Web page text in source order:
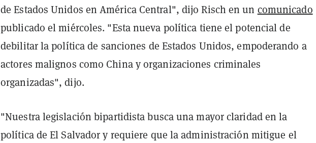
de Estados Unidos en América Central", dijo Risch en un comunicado
publicado el miércoles. "Esta nueva política tiene el potencial de
debilitar la política de sanciones de Estados Unidos, empoderando a
actores malignos como China y organizaciones criminales
organizadas", dijo.
"Nuestra legislación bipartidista busca una mayor claridad en la
política de El Salvador y requiere que la administración mitigue el